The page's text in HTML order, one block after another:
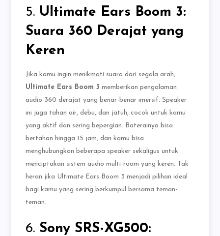
5. Ultimate Ears Boom 3:
Suara 360 Derajat yang
Keren
Jika kamu ingin menikmati suara dari segala arah,
Ultimate Ears Boom 3 memberikan pengalaman
audio 360 derajat yang benar-benar imersif. Speaker
ini juga tahan air, debu, dan jatuh, cocok untuk kamu
yang aktif dan sering bepergian. Baterainya bisa
bertahan hingga 15 jam, dan kamu bisa
menghubungkan beberapa speaker sekaligus untuk
menciptakan sistem audio multi-room yang keren. Tak
heran jika Ultimate Ears Boom 3 menjadi pilihan ideal
bagi kamu yang sering berkumpul bersama teman-
teman.
6. Sony SRS-XG500: